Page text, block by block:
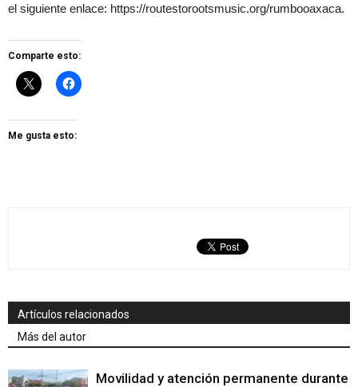
el siguiente enlace: https://routestorootsmusic.org/rumbooaxaca.
Comparte esto:
Me gusta esto:
Artículos relacionados
Más del autor
Movilidad y atención permanente durante